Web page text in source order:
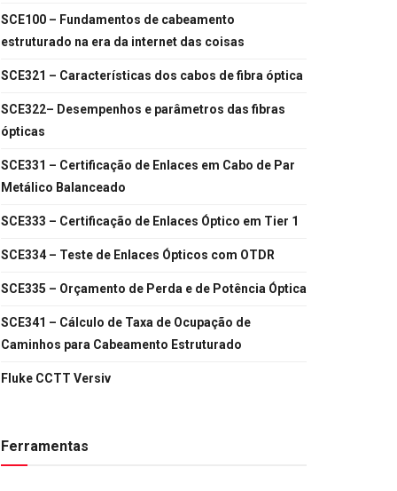
SCE100 – Fundamentos de cabeamento
estruturado na era da internet das coisas
SCE321 – Características dos cabos de fibra óptica
SCE322– Desempenhos e parâmetros das fibras
ópticas
SCE331 – Certificação de Enlaces em Cabo de Par
Metálico Balanceado
SCE333 – Certificação de Enlaces Óptico em Tier 1
SCE334 – Teste de Enlaces Ópticos com OTDR
SCE335 – Orçamento de Perda e de Potência Óptica
SCE341 – Cálculo de Taxa de Ocupação de
Caminhos para Cabeamento Estruturado
Fluke CCTT Versiv
Ferramentas